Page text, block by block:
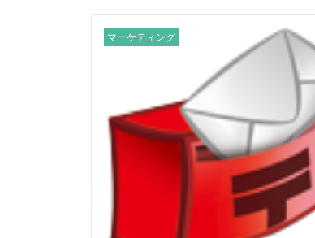
マーケティング